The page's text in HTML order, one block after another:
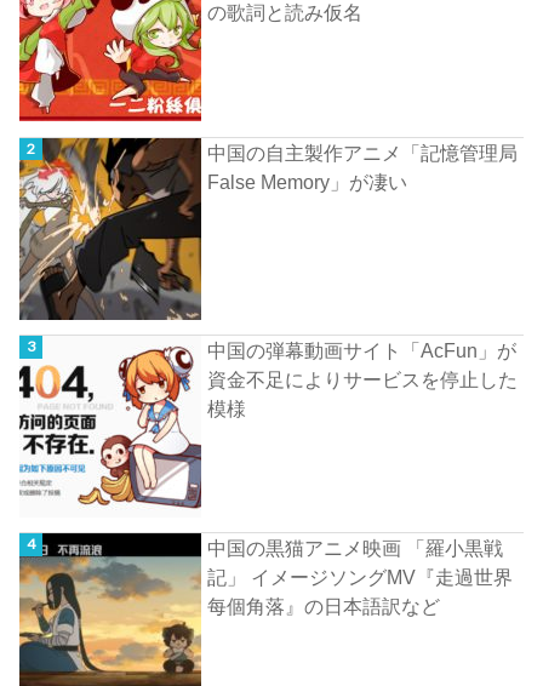
の歌詞と読み仮名
中国の自主製作アニメ「記憶管理局
False Memory」が凄い
中国の弾幕動画サイト「AcFun」が
資金不足によりサービスを停止した
模様
中国の黒猫アニメ映画 「羅小黒戦
記」 イメージソングMV『走過世界
每個角落』の日本語訳など